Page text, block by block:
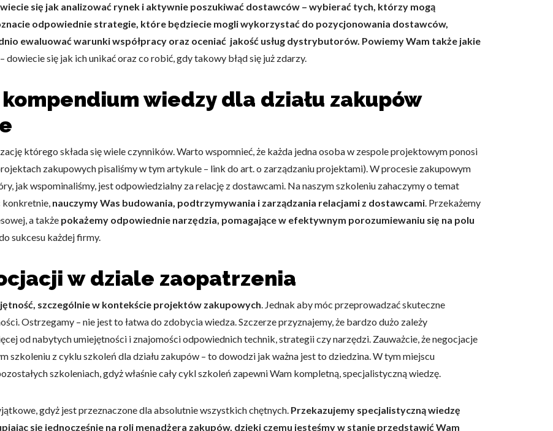
się jak analizować rynek i aktywnie poszukiwać dostawców – wybierać tych, którzy mogą
odpowiednie strategie, które będziecie mogli wykorzystać do pozycjonowania dostawców,
ewaluować warunki współpracy oraz oceniać jakość usług dystrybutorów. Powiemy Wam także jakie
– dowiecie się jak ich unikać oraz co robić, gdy takowy błąd się już zdarzy.
wiedzy dla działu zakupów
którego składa się wiele czynników. Warto wspomnieć, że każda jedna osoba w zespole projektowym ponosi
zakupowych pisaliśmy w tym artykule – link do art. o zarządzaniu projektami). W procesie zakupowym
jak wspominaliśmy, jest odpowiedzialny za relację z dostawcami. Na naszym szkoleniu zahaczymy o temat
konkretnie, nauczymy Was budowania, podtrzymywania i zarządzania relacjami z dostawcami. Przekażemy
a także pokażemy odpowiednie narzędzia, pomagające w efektywnym porozumiewaniu się na polu
sukcesu każdej firmy.
w dziale zaopatrzenia
szczególnie w kontekście projektów zakupowych. Jednak aby móc przeprowadzać skuteczne
Ostrzegamy – nie jest to łatwa do zdobycia wiedza. Szczerze przyznajemy, że bardzo dużo zależy
od nabytych umiejętności i znajomości odpowiednich technik, strategii czy narzędzi. Zauważcie, że negocjacje
szkoleniu z cyklu szkoleń dla działu zakupów – to dowodzi jak ważna jest to dziedzina. W tym miejscu
szkoleniach, gdyż właśnie cały cykl szkoleń zapewni Wam kompletną, specjalistyczną wiedzę.
gdyż jest przeznaczone dla absolutnie wszystkich chętnych. Przekazujemy specjalistyczną wiedzę
się jednocześnie na roli menadżera zakupów, dzięki czemu jesteśmy w stanie przedstawić Wam